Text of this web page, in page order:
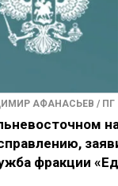
АФАНАСЬЕВ / ПГ
фракции